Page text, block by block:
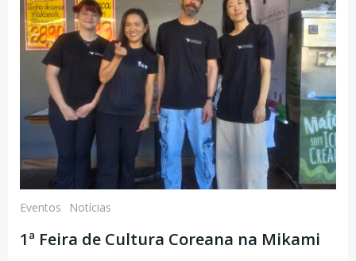
Eventos Notícias
1ª Feira de Cultura Coreana na Mikami